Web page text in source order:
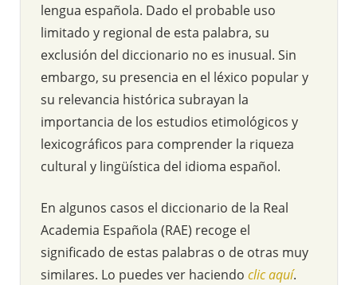
lengua española. Dado el probable uso
limitado y regional de esta palabra, su
exclusión del diccionario no es inusual. Sin
embargo, su presencia en el léxico popular y
su relevancia histórica subrayan la
importancia de los estudios etimológicos y
lexicográficos para comprender la riqueza
cultural y lingüística del idioma español.
En algunos casos el diccionario de la Real
Academia Española (RAE) recoge el
significado de estas palabras o de otras muy
similares. Lo puedes ver haciendo clic aquí.